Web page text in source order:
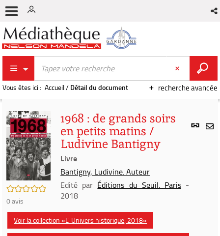
recherche avancée
Vous êtes ici : Accueil/ Détail du document
Lien
/5
0avis
1968 : de grands soirs
en petits matins /
Ludivine Bantigny
Livre
Bantigny, Ludivine. Auteur
Edité par Éditions du Seuil. Paris-
2018
Voir la collection «L' Univers historique, 2018»